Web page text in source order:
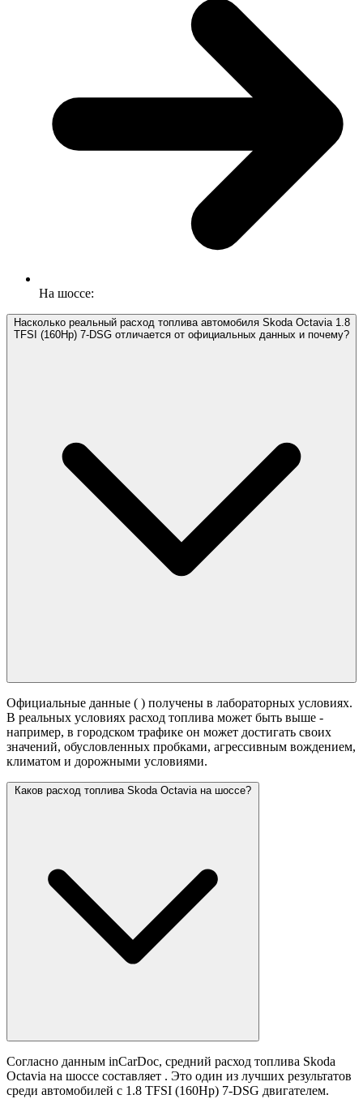
На шоссе:
Насколько реальный расход топлива автомобиля Skoda Octavia 1.8
TFSI (160Hp) 7-DSG отличается от официальных данных и почему?
Официальные данные ( ) получены в лабораторных условиях.
В реальных условиях расход топлива может быть выше -
например, в городском трафике он может достигать своих
значений, обусловленных пробками, агрессивным вождением,
климатом и дорожными условиями.
Каков расход топлива Skoda Octavia на шоссе?
Согласно данным inCarDoc, средний расход топлива Skoda
Octavia на шоссе составляет . Это один из лучших результатов
среди автомобилей с 1.8 TFSI (160Hp) 7-DSG двигателем.